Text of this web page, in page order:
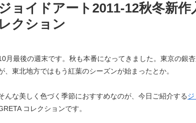
ョイドアート2011-12秋冬新作
レクション
月最後の週末です。秋も本番になってきました。東京の銀
、東北地方ではもう紅葉のシーズンが始まったとか。
んな美しく色づく季節におすすめなのが、今日ご紹介するジ
コレクションです。